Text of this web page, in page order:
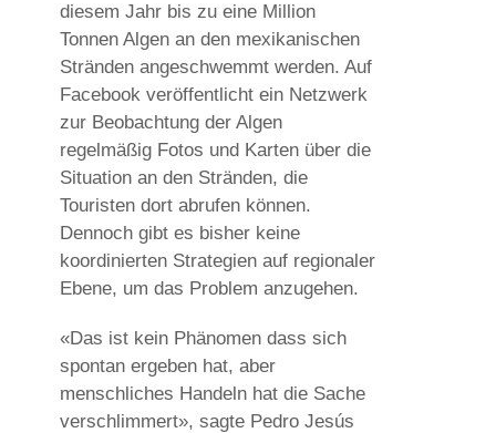
diesem Jahr bis zu eine Million
Tonnen Algen an den mexikanischen
Stränden angeschwemmt werden. Auf
Facebook veröffentlicht ein Netzwerk
zur Beobachtung der Algen
regelmäßig Fotos und Karten über die
Situation an den Stränden, die
Touristen dort abrufen können.
Dennoch gibt es bisher keine
koordinierten Strategien auf regionaler
Ebene, um das Problem anzugehen.
«Das ist kein Phänomen dass sich
spontan ergeben hat, aber
menschliches Handeln hat die Sache
verschlimmert», sagte Pedro Jesús